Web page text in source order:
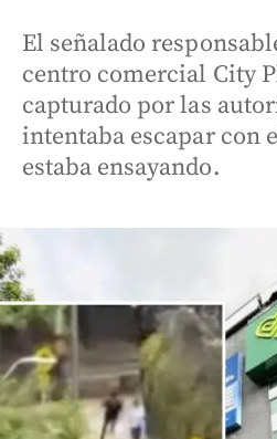
El señalado
centro comercial City
capturado por las
intentaba escapar con
estaba ensayando.